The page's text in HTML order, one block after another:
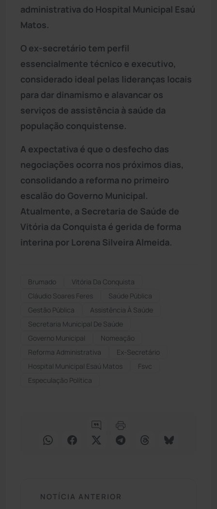
administrativa do Hospital Municipal Esaú
Matos.
O ex-secretário tem perfil
essencialmente técnico e executivo,
considerado ideal pelas lideranças locais
para dar dinamismo e alavancar os
serviços de assistência à saúde da
população conquistense.
A expectativa é que o desfecho das
negociações ocorra nos próximos dias,
consolidando a reforma no primeiro
escalão do Governo Municipal.
Atualmente, a Secretaria de Saúde de
Vitória da Conquista é gerida de forma
interina por Lorena Silveira Almeida.
Brumado
Vitória Da Conquista
Cláudio Soares Feres
Saúde Pública
Gestão Pública
Assistência À Saúde
Secretaria Municipal De Saúde
Governo Municipal
Nomeação
Reforma Administrativa
Ex-Secretário
Hospital Municipal Esaú Matos
Fsvc
Especulação Política
NOTÍCIA ANTERIOR